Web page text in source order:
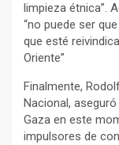
limpieza étnica”.
“no puede ser
que esté
Oriente”
Finalmente,
Nacional,
Gaza en este
impulsores de